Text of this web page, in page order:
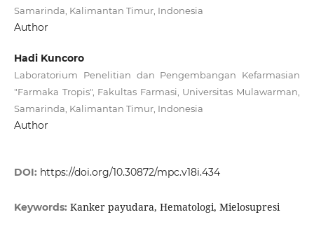
Samarinda, Kalimantan Timur, Indonesia
Author
Hadi Kuncoro
Laboratorium Penelitian dan Pengembangan Kefarmasian
"Farmaka Tropis", Fakultas Farmasi, Universitas Mulawarman,
Samarinda, Kalimantan Timur, Indonesia
Author
DOI: https://doi.org/10.30872/mpc.v18i.434
Keywords: Kanker payudara, Hematologi, Mielosupresi